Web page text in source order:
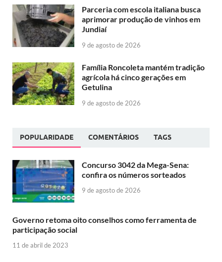
Parceria com escola italiana busca
aprimorar produção de vinhos em
Jundiaí
9 de agosto de 2026
Família Roncoleta mantém tradição
agrícola há cinco gerações em
Getulina
9 de agosto de 2026
POPULARIDADE COMENTÁRIOS TAGS
Concurso 3042 da Mega-Sena:
confira os números sorteados
9 de agosto de 2026
Governo retoma oito conselhos como ferramenta de
participação social
11 de abril de 2023